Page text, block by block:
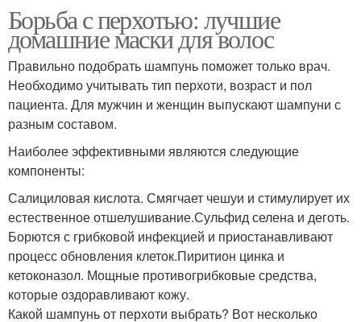
Борьба с перхотью: лучшие
домашние маски для волос
Правильно подобрать шампунь поможет только врач.
Необходимо учитывать тип перхоти, возраст и пол
пациента. Для мужчин и женщин выпускают шампуни с
разным составом.
Наиболее эффективными являются следующие
компоненты:
Салициловая кислота. Смягчает чешуи и стимулирует их
естественное отшелушивание.Сульфид селена и деготь.
Борются с грибковой инфекцией и приостанавливают
процесс обновления клеток.Пиритион цинка и
кетоконазол. Мощные противогрибковые средства,
которые оздоравливают кожу.
Какой шампунь от перхоти выбрать? Вот несколько